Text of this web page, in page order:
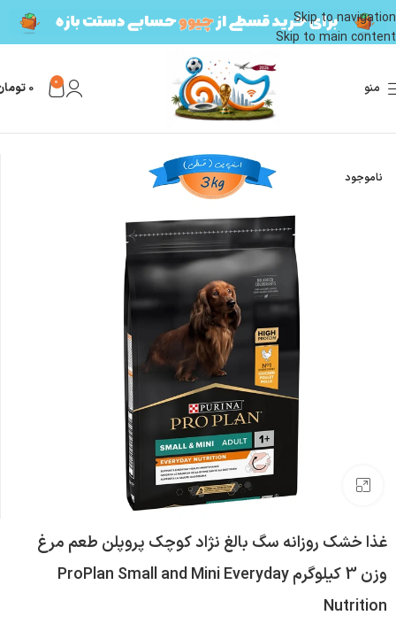
Skip to navigation
Skip to main content
منو 0
0
غذای سگ غذای خشک سگ
ناموجود
بزرگنمایی تصویر
غذا خشک روزانه سگ بالغ نژاد کوچک پروپلن طعم مرغ
وزن 3 کیلوگرم ProPlan Small and Mini Everyday
Nutrition